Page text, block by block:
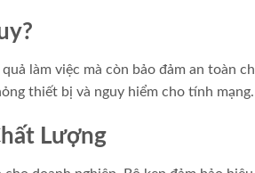
làm việc mà còn bảo đảm an toàn
thiết bị và nguy hiểm cho tính mạng.
Lượng